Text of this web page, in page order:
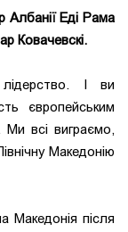
Албанії Еді Рама
Ковачевскі.
І ви
європейським
Ми всі виграємо,
Македонію
Македонія після